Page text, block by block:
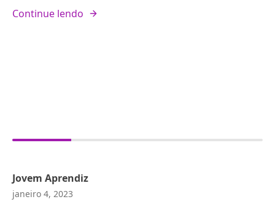
Continue lendo
Jovem Aprendiz
janeiro 4, 2023